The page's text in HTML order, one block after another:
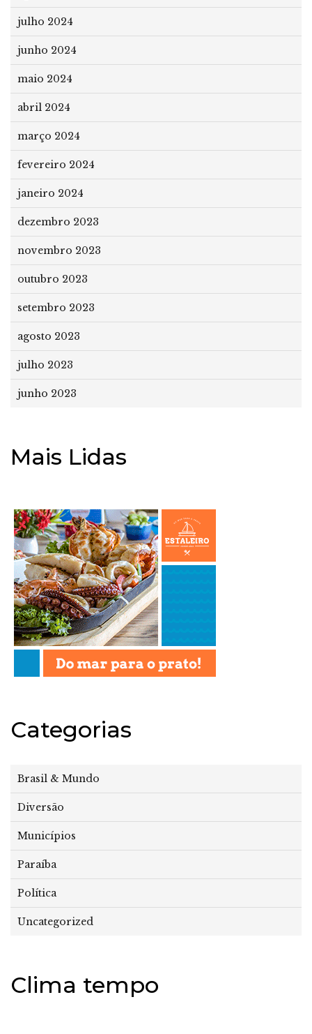
julho 2024
junho 2024
maio 2024
abril 2024
março 2024
fevereiro 2024
janeiro 2024
dezembro 2023
novembro 2023
outubro 2023
setembro 2023
agosto 2023
julho 2023
junho 2023
Mais Lidas
Categorias
Brasil & Mundo
Diversão
Municípios
Paraíba
Política
Uncategorized
Clima tempo